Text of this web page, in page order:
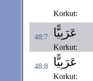
Korkut:
48:7 عَرَبِيًّا
Korkut:
48:8 عَرَبِيًّا
Korkut: